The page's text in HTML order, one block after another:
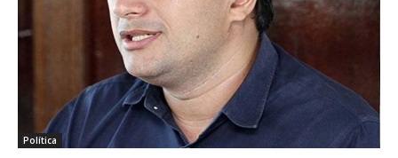
Política